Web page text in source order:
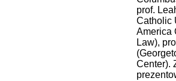
prof.
Catholic
America
Law),
Center).